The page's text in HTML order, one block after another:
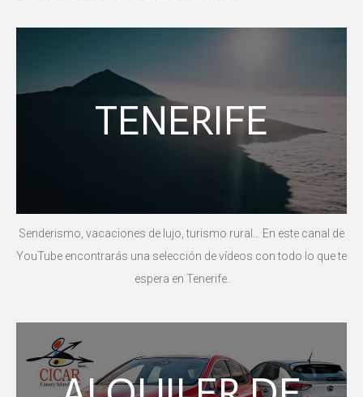
TENERIFE
Senderismo, vacaciones de lujo, turismo rural... En este canal de
YouTube encontrarás una selección de vídeos con todo lo que te
espera en Tenerife.